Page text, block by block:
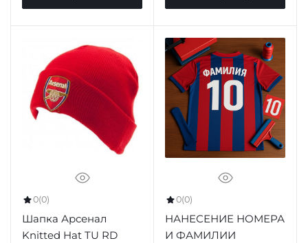
0(0)
Шапка Арсенал
Knitted Hat TU RD
0(0)
НАНЕСЕНИЕ НОМЕРА
И ФАМИЛИИ